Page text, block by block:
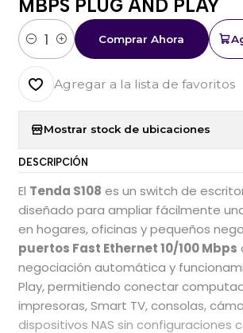
MBPS PLUG AND PLAY
Cantidad
Comprar Ahora
Agregar a la lista de favoritos
Mostrar stock de ubicaciones
DESCRIPCIÓN
El Tenda S108 es un switch de
diseñado para ampliar fácilmente
en hogares, oficinas y pequeños
puertos Fast Ethernet 10/100 Mbps
negociación automática y
Play, permitiendo conectar
impresoras, Smart TV, consolas,
dispositivos NAS sin configuraciones